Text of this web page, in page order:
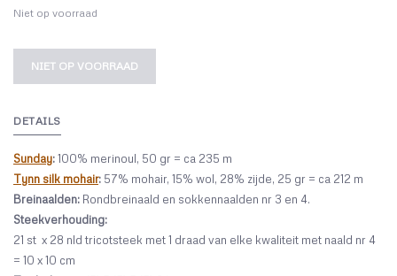
Niet op voorraad
NIET OP VOORRAAD
DETAILS
Sunday:100% merinoul, 50 gr = ca 235 m
Tynn silk mohair: 57% mohair, 15% wol, 28% zijde, 25 gr = ca 212 m
Breinaalden: Rondbreinaald en sokkennaalden nr 3 en 4.
Steekverhouding:
21 st x 28 nld tricotsteek met 1 draad van elke kwaliteit met naald nr 4
= 10 x 10 cm